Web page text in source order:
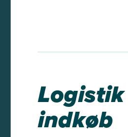
indkøb